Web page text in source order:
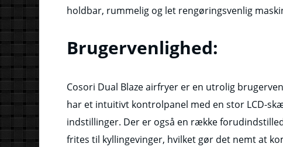
holdbar, rummelig og let rengøringsvenlig
Brugervenlighed:
Cosori Dual Blaze airfryer er en utrolig
har et intuitivt kontrolpanel med en stor LCD-
indstillinger. Der er også en række
frites til kyllingevinger, hvilket gør det nemt at